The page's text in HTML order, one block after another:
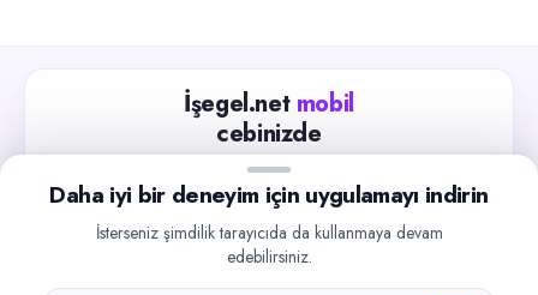
İşegel.net mobil
cebinizde
Güncel iş ilanlarını takip edin, işverenlerle hızlıca
iletişime geçin.
Google Play
Daha iyi bir deneyim için uygulamayı indirin
İsterseniz şimdilik tarayıcıda da kullanmaya devam
edebilirsiniz.